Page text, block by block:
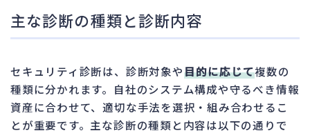
主な診断の種類と診断内容
セキュリティ診断は、診断対象や目的に応じて複数の
種類に分かれます。自社のシステム構成や守るべき情報
資産に合わせて、適切な手法を選択・組み合わせるこ
とが重要です。主な診断の種類と内容は以下の通りで